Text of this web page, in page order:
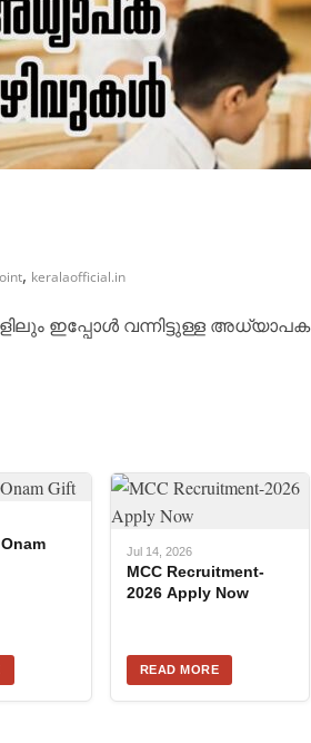
, keralaofficial.in
ഇപ്പോൾ വന്നിട്ടുള്ള അധ്യാപക
Jul 14, 2026
MCC Recruitment-
2026 Apply Now
READ MORE